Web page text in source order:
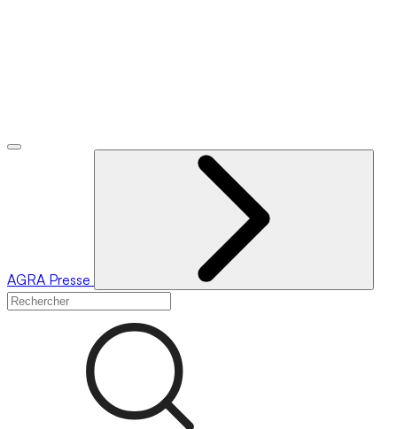
AGRA Presse